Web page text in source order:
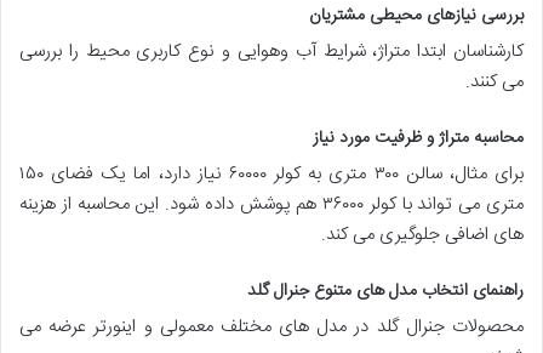
بررسی نیازهای محیطی مشتریان
کارشناسان ابتدا متراژ، شرایط آب وهوایی و نوع کاربری محیط را بررسی
می کنند.
محاسبه متراژ و ظرفیت مورد نیاز
برای مثال، سالن ۳۰۰ متری به کولر ۶۰۰۰۰ نیاز دارد، اما یک فضای ۱۵۰
متری می تواند با کولر ۳۶۰۰۰ هم پوشش داده شود. این محاسبه از هزینه
های اضافی جلوگیری می کند.
راهنمای انتخاب مدل های متنوع جنرال گلد
محصولات جنرال گلد در مدل های مختلف معمولی و اینورتر عرضه می